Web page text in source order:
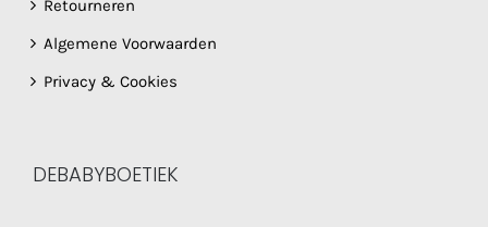
Retourneren
Algemene Voorwaarden
Privacy & Cookies
DEBABYBOETIEK